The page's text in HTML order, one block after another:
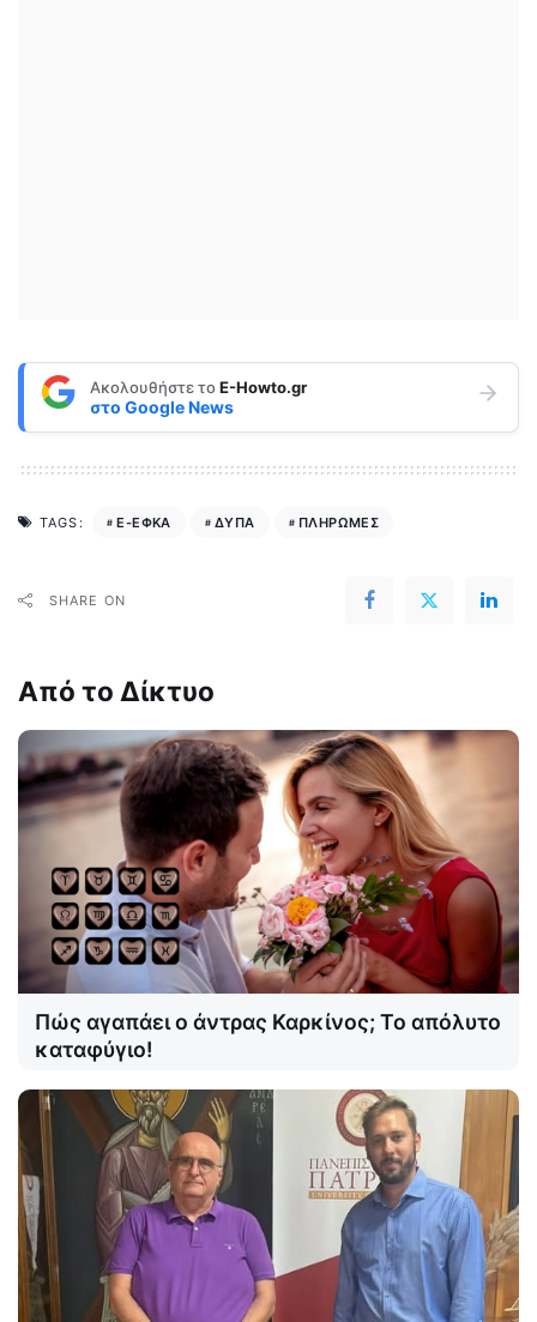
Ακολουθήστε τοE-Howto.gr
στο Google News
TAGS: E-ΕΦΚΑ ΔΥΠΑ ΠΛΗΡΩΜΕΣ
SHARE ON
Από το Δίκτυο
Πώς αγαπάει ο άντρας Καρκίνος; Το απόλυτο
καταφύγιο!